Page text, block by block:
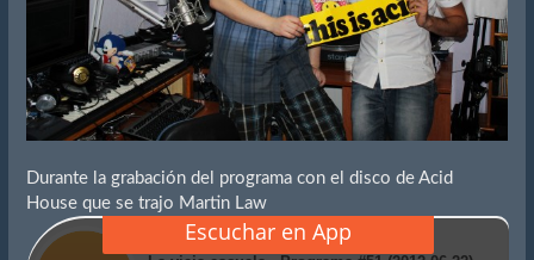
Durante la grabación del programa con el disco de Acid
House que se trajo Martin Law